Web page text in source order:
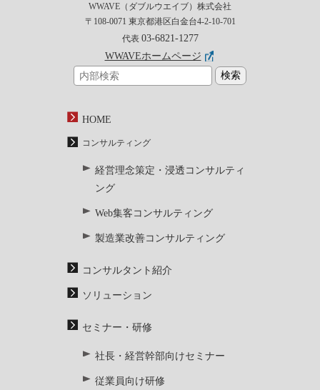
WWAVE（ダブルウエイブ）株式会社
〒108-0071 東京都港区白金台4-2-10-701
代表 03-6821-1277
WWAVEホームページ
HOME
コンサルティング
経営理念策定・浸透コンサルティ
ング
Web集客コンサルティング
製造業改善コンサルティング
コンサルタント紹介
ソリューション
セミナー・研修
社長・経営幹部向けセミナー
従業員向け研修